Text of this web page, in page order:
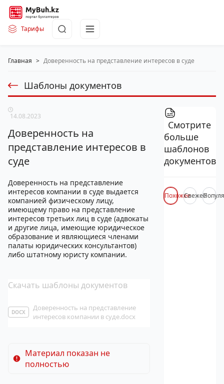
Тарифы
Главная > Доверенность на представление интересов в суде
Шаблоны документов
14.08.2023
Доверенность на
представление интересов в
суде
Доверенность на представление
интересов компании в суде выдается
компанией физическому лицу,
имеющему право на представление
интересов третьих лиц в суде (адвокаты
и другие лица, имеющие юридическое
образование и являющиеся членами
палаты юридических консультантов)
либо штатному юристу компании.
Скачать шаблоны документов
DOCX
Доверенность на представление
интересов компании в суде.docx
Материал показан не
полностью
Смотрите
больше
шаблонов
документов
ПохожееСвежее